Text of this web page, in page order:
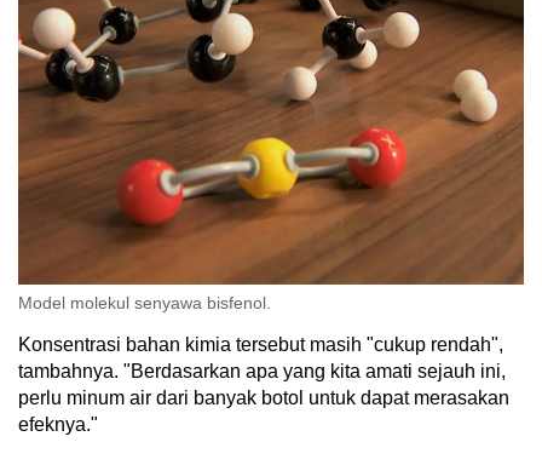
Model molekul senyawa bisfenol.
Konsentrasi bahan kimia tersebut masih "cukup rendah",
tambahnya. "Berdasarkan apa yang kita amati sejauh ini,
perlu minum air dari banyak botol untuk dapat merasakan
efeknya."